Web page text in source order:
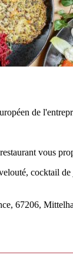
de
vous
cocktail
67206,